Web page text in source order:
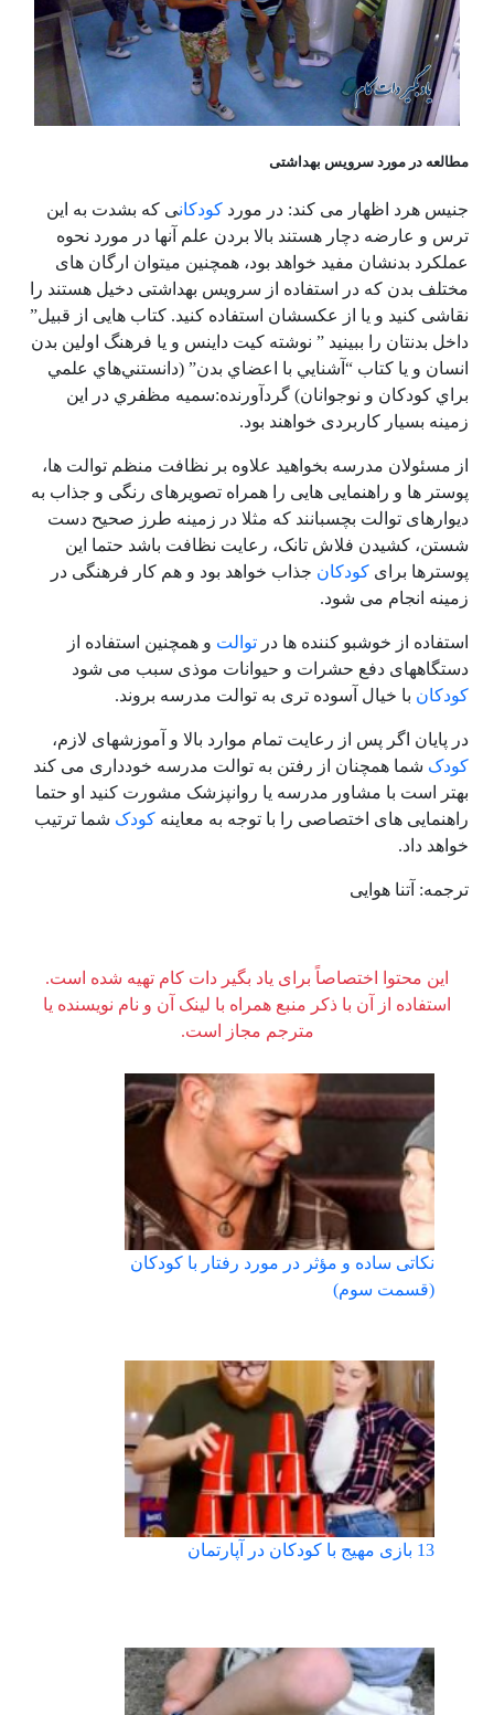
مطالعه در مورد سرویس بهداشتی
جنیس هرد اظهار می کند: در مورد کودکانی که بشدت به این
ترس و عارضه دچار هستند بالا بردن علم آنها در مورد نحوه
عملکرد بدنشان مفید خواهد بود، همچنین میتوان ارگان های
مختلف بدن که در استفاده از سرویس بهداشتی دخیل هستند را
نقاشی کنید و یا از عکسشان استفاده کنید. کتاب هایی از قبیل”
داخل بدنتان را ببینید ” نوشته کیت داینس و یا فرهنگ اولین بدن
انسان و یا کتاب “آشنايي با اعضاي بدن” (دانستني‌هاي علمي
براي كودكان و نوجوانان) گردآورنده:سميه مظفري در این
زمینه بسیار کاربردی خواهند بود.
از مسئولان مدرسه بخواهید علاوه بر نظافت منظم توالت ها،
پوستر ها و راهنمایی هایی را همراه تصویرهای رنگی و جذاب به
دیوارهای توالت بچسبانند که مثلا در زمینه طرز صحیح دست
شستن، کشیدن فلاش تانک، رعایت نظافت باشد حتما این
پوسترها برای کودکان جذاب خواهد بود و هم کار فرهنگی در
زمینه انجام می شود.
استفاده از خوشبو کننده ها در توالت و همچنین استفاده از
دستگاههای دفع حشرات و حیوانات موذی سبب می شود
کودکان با خیال آسوده تری به توالت مدرسه بروند.
در پایان اگر پس از رعایت تمام موارد بالا و آموزشهای لازم،
کودک شما همچنان از رفتن به توالت مدرسه خودداری می کند
بهتر است با مشاور مدرسه یا روانپزشک مشورت کنید او حتما
راهنمایی های اختصاصی را با توجه به معاینه کودک شما ترتیب
خواهد داد.
ترجمه: آتنا هوایی
این محتوا اختصاصاً برای یاد بگیر دات کام تهیه شده است.
استفاده از آن با ذکر منبع همراه با لینک آن و نام نویسنده یا
مترجم مجاز است.
نکاتی ساده و مؤثر در مورد رفتار با کودکان
(قسمت سوم)
13 بازی مهیج با کودکان در آپارتمان